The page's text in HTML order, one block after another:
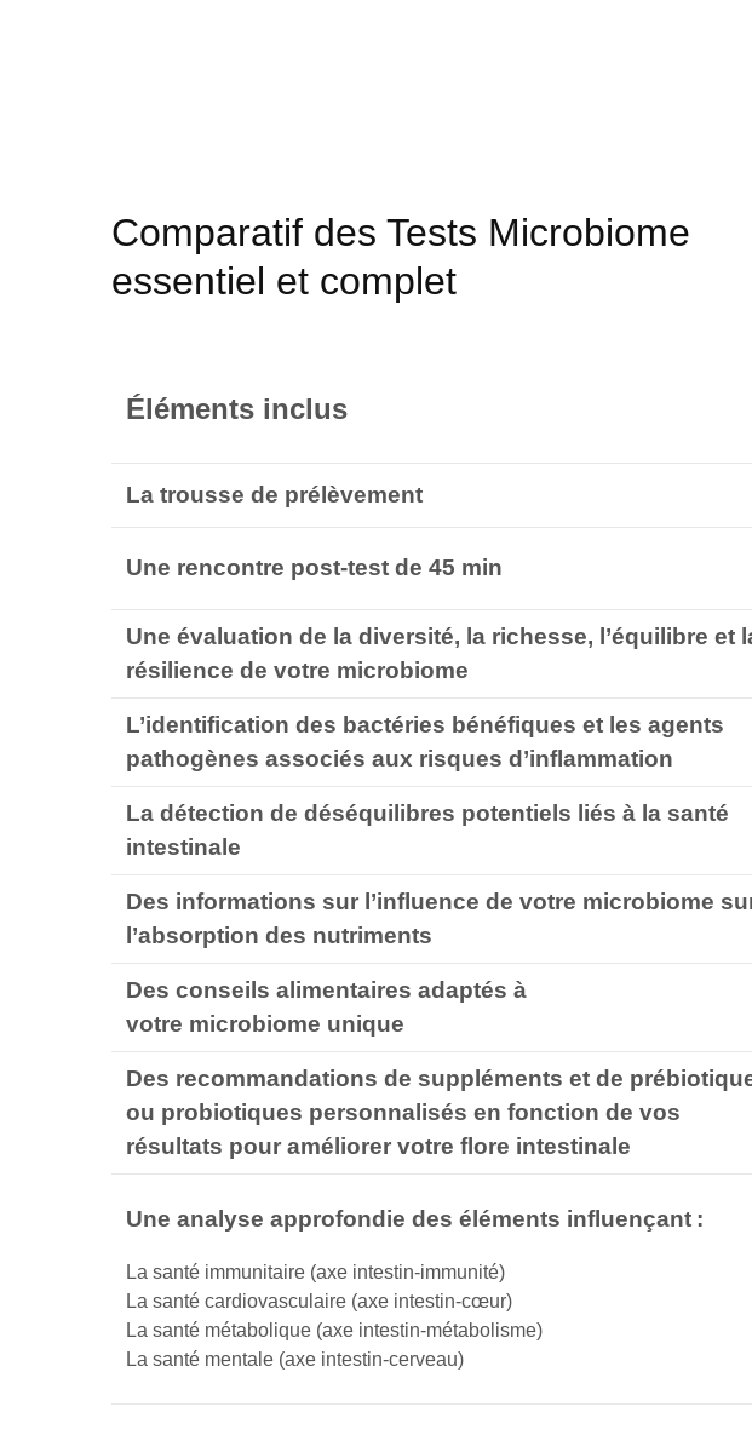
Comparatif des Tests Microbiome
essentiel et complet
Éléments inclus
La trousse de prélèvement
Une rencontre post-test de 45 min
Une évaluation de la diversité, la richesse, l’équilibre et
résilience de votre microbiome
L’identification des bactéries bénéfiques et les agents
pathogènes associés aux risques d’inflammation
La détection de déséquilibres potentiels liés à la santé
intestinale
Des informations sur l’influence de votre microbiome
l’absorption des nutriments
Des conseils alimentaires adaptés à
votre microbiome unique
Des recommandations de suppléments et de
ou probiotiques personnalisés en fonction de vos
résultats pour améliorer votre flore intestinale
Une analyse approfondie des éléments influençant :
La santé immunitaire (axe intestin-immunité)
La santé cardiovasculaire (axe intestin-cœur)
La santé métabolique (axe intestin-métabolisme)
La santé mentale (axe intestin-cerveau)